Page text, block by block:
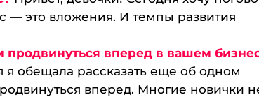
— это вложения. И темпы развития
вперед в вашем
я обещала рассказать еще об одном
вперед. Многие новички